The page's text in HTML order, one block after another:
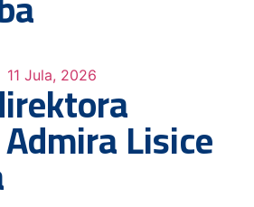
11 Jula, 2026
Lisice